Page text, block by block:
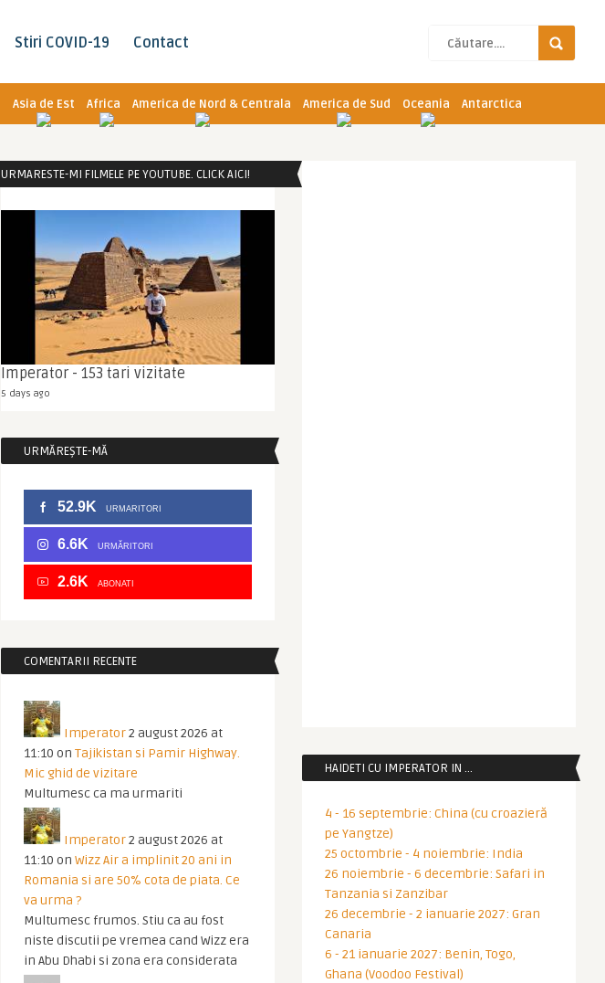
Stiri COVID-19 Contact
Asia de Est Africa America de Nord & Centrala America de Sud Oceania Antarctica
URMARESTE-MI FILMELE PE YOUTUBE. CLICK AICI!
Imperator - 153 tari vizitate
5 days ago
URMĂREȘTE-MĂ
52.9K URMARITORI
6.6K URMĂRITORI
2.6K ABONATI
COMENTARII RECENTE
Imperator2 august 2026 at
11:10 on Tajikistan si Pamir Highway.
Mic ghid de vizitare
Multumesc ca ma urmariti
Imperator2 august 2026 at
11:10 on Wizz Air a implinit 20 ani in
Romania si are 50% cota de piata. Ce
va urma ?
Multumesc frumos. Stiu ca au fost
niste discutii pe vremea cand Wizz era
in Abu Dhabi si zona era considerata
HAIDETI CU IMPERATOR IN …
4 - 16 septembrie: China (cu croazieră
pe Yangtze)
25 octombrie - 4 noiembrie: India
26 noiembrie - 6 decembrie: Safari in
Tanzania si Zanzibar
26 decembrie - 2 ianuarie 2027: Gran
Canaria
6 - 21 ianuarie 2027: Benin, Togo,
Ghana (Voodoo Festival)